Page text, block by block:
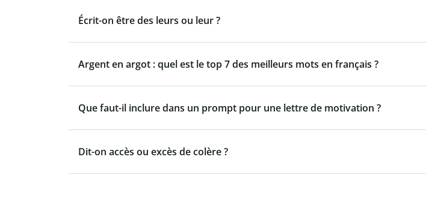
Écrit-on être des leurs ou leur ?
Argent en argot : quel est le top 7 des meilleurs mots en français ?
Que faut-il inclure dans un prompt pour une lettre de motivation ?
Dit-on accès ou excès de colère ?